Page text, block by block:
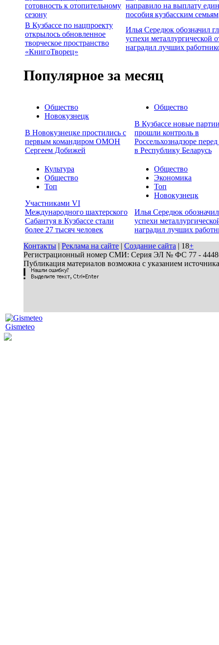
готовность к отопительному
сезону
направило на выплату
пособия кузбасским семьям
В Кузбассе по нацпроекту
открылось обновленное
творческое пространство
«КнигоТворец»
Илья Середюк обозначил
успехи металлургической
наградил лучших
Популярное за месяц
Общество
Новокузнецк
В Новокузнецке простились с
первым командиром ОМОН
Сергеем Добижей
Общество
В Кузбассе новые
прошли контроль в
Россельхознадзоре
в Республику Беларусь
Культура
Общество
Топ
Участниками VI
Международного шахтерского
Сабантуя в Кузбассе стали
более 27 тысяч человек
Общество
Экономика
Топ
Новокузнецк
Илья Середюк
успехи
наградил лучших
Контакты | Реклама на сайте | Создание сайта | 18+
Регистрационный номер СМИ: Серия ЭЛ № ФС 77 - 44486
Публикация материалов возможна с указанием
Gismeteo